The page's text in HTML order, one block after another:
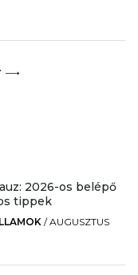
2026-os belépő
tippek
/AUGUSZTUS